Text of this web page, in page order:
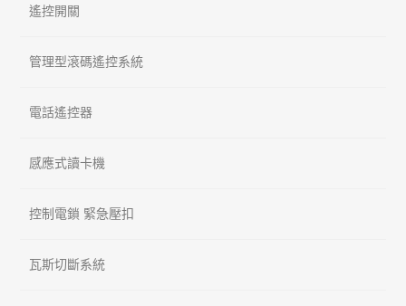
遙控開關
管理型滾碼遙控系統
電話遙控器
感應式讀卡機
控制電鎖 緊急壓扣
瓦斯切斷系統